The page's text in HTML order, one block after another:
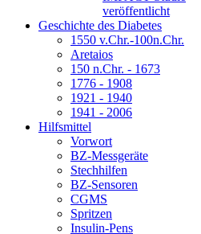
veröffentlicht
Geschichte des Diabetes
1550 v.Chr.-100n.Chr.
Aretaios
150 n.Chr. - 1673
1776 - 1908
1921 - 1940
1941 - 2006
Hilfsmittel
Vorwort
BZ-Messgeräte
Stechhilfen
BZ-Sensoren
CGMS
Spritzen
Insulin-Pens